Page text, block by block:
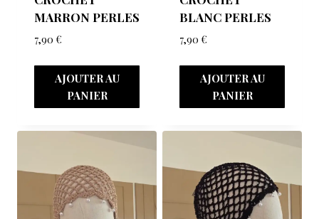
MARRON PERLES
7,90 €
AJOUTER AU
PANIER
BLANC PERLES
7,90 €
AJOUTER AU
PANIER